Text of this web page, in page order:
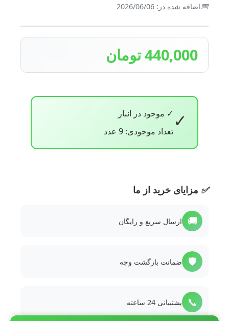
📅اضافه شده در: 2026/06/06
440,000 تومان
✓ ✓ موجود در انبار
تعداد موجودی: 9 عدد
✅ مزایای خرید از ما
🚚 ارسال سریع و رایگان
🛡️ ضمانت بازگشت وجه
📞 پشتیبانی 24 ساعته